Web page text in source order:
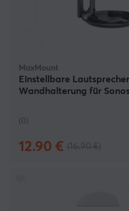
MaxMount
Einstellbare
Wandhalterung für
(0)
12.90 €